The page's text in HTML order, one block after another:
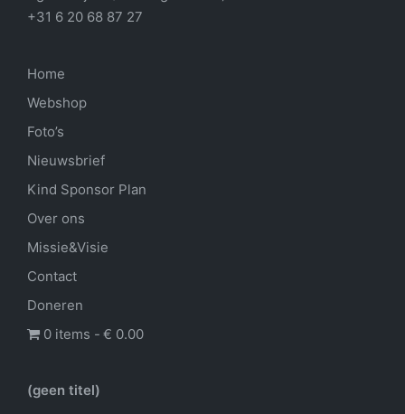
+31 6 20 68 87 27
Home
Webshop
Foto’s
Nieuwsbrief
Kind Sponsor Plan
Over ons
Missie&Visie
Contact
Doneren
0 items
€ 0.00
(geen titel)